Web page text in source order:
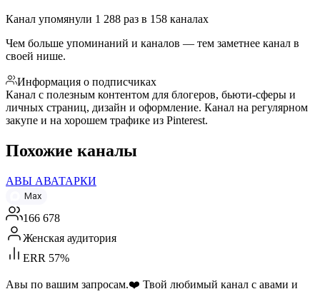
Канал упомянули 1 288 раз в 158 каналах
Чем больше упоминаний и каналов — тем заметнее канал в
своей нише.
Информация о подписчиках
Канал с полезным контентом для блогеров, бьюти-сферы и
личных страниц, дизайн и оформление. Канал на регулярном
закупе и на хорошем трафике из Pinterest.
Похожие каналы
АВЫ АВАТАРКИ
Max
166 678
Женская аудитория
ERR 57%
Авы по вашим запросам.❤️ Твой любимый канал с авами и